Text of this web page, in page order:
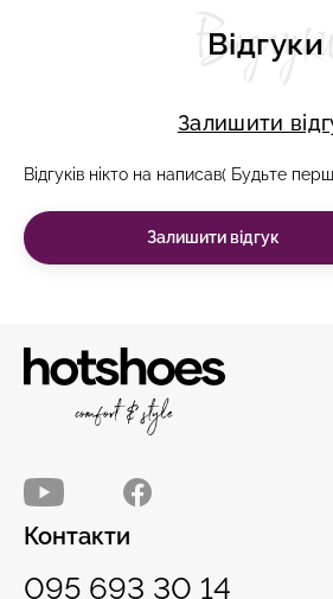
Відгуки
Відгуки
Залишити
Відгуків нікто на написав( Будьте
Залишити відгук
Контакти
095 693 30 14